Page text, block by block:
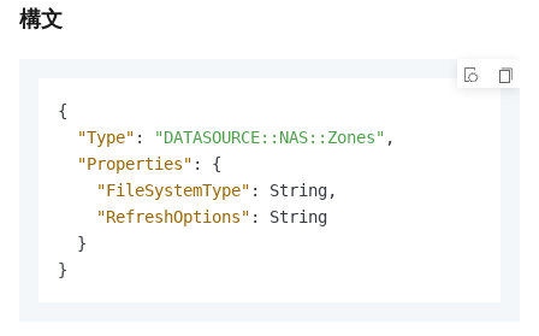
構文
{
"Type" : "DATASOURCE::NAS::Zones" ,
"Properties" :
{
"FileSystemType" : String,
"RefreshOptions" :
String
}
}